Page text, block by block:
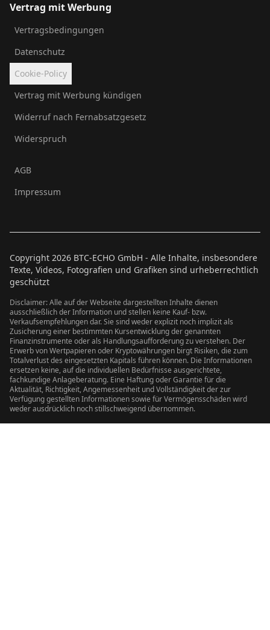
Vertrag mit Werbung
Vertragsbedingungen
Datenschutz
Cookie-Policy
Vertrag mit Werbung kündigen
Widerruf nach Fernabsatzgesetz
Widerspruch
AGB
Impressum
Copyright 2026 BTC-ECHO GmbH - Alle Inhalte, insbesondere
Texte, Videos, Fotografien und Grafiken sind urheberrechtlich
geschützt
Disclaimer: Alle auf der Webseite dargestellten Inhalte dienen
ausschließlich der Information und stellen keine Kauf- bzw.
Verkaufsempfehlungen dar. Sie sind weder explizit noch implizit als
Zusicherung einer bestimmten Kursentwicklung der genannten
Finanzinstrumente oder als Handlungsaufforderung zu verstehen. Der
Erwerb von Wertpapieren oder Kryptowährungen birgt Risiken, die zum
Totalverlust des eingesetzten Kapitals führen können. Die Informationen
ersetzen keine, auf die individuellen Bedürfnisse ausgerichtete,
fachkundige Anlageberatung. Eine Haftung oder Garantie für die
Aktualität, Richtigkeit, Angemessenheit und Vollständigkeit der zur
Verfügung gestellten Informationen sowie für Vermögensschäden wird
weder ausdrücklich noch stillschweigend übernommen.